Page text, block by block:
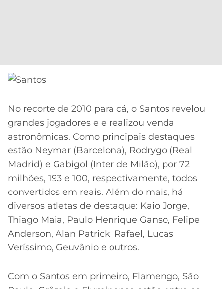
No recorte de 2010 para cá, o Santos revelou
grandes jogadores e e realizou venda
astronômicas. Como principais destaques
estão Neymar (Barcelona), Rodrygo (Real
Madrid) e Gabigol (Inter de Milão), por 72
milhões, 193 e 100, respectivamente, todos
convertidos em reais. Além do mais, há
diversos atletas de destaque: Kaio Jorge,
Thiago Maia, Paulo Henrique Ganso, Felipe
Anderson, Alan Patrick, Rafael, Lucas
Veríssimo, Geuvânio e outros.
Com o Santos em primeiro, Flamengo, São